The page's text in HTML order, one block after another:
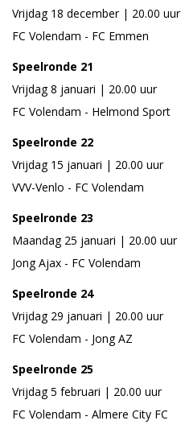
Vrijdag 18 december | 20.00 uur
FC Volendam - FC Emmen
Speelronde 21
Vrijdag 8 januari | 20.00 uur
FC Volendam - Helmond Sport
Speelronde 22
Vrijdag 15 januari | 20.00 uur
VVV-Venlo - FC Volendam
Speelronde 23
Maandag 25 januari | 20.00 uur
Jong Ajax - FC Volendam
Speelronde 24
Vrijdag 29 januari | 20.00 uur
FC Volendam - Jong AZ
Speelronde 25
Vrijdag 5 februari | 20.00 uur
FC Volendam - Almere City FC